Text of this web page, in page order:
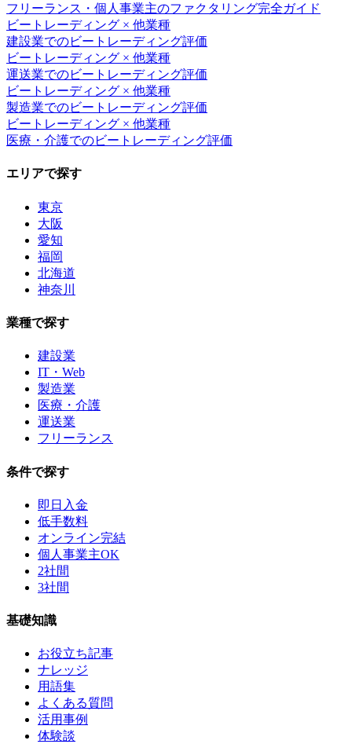
フリーランス・個人事業主のファクタリング完全ガイド
ビートレーディング × 他業種
建設業でのビートレーディング評価
ビートレーディング × 他業種
運送業でのビートレーディング評価
ビートレーディング × 他業種
製造業でのビートレーディング評価
ビートレーディング × 他業種
医療・介護でのビートレーディング評価
エリアで探す
東京
大阪
愛知
福岡
北海道
神奈川
業種で探す
建設業
IT・Web
製造業
医療・介護
運送業
フリーランス
条件で探す
即日入金
低手数料
オンライン完結
個人事業主OK
2社間
3社間
基礎知識
お役立ち記事
ナレッジ
用語集
よくある質問
活用事例
体験談